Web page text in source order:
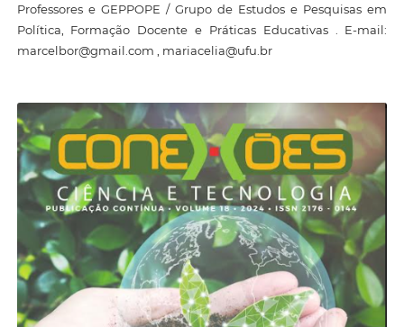
Professores e GEPPOPE / Grupo de Estudos e Pesquisas em
Política, Formação Docente e Práticas Educativas . E-mail:
marcelbor@gmail.com , mariacelia@ufu.br